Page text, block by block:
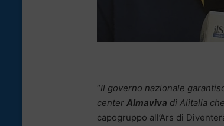
“Il governo nazionale
center Almaviva di Alitalia
capogruppo all’Ars di